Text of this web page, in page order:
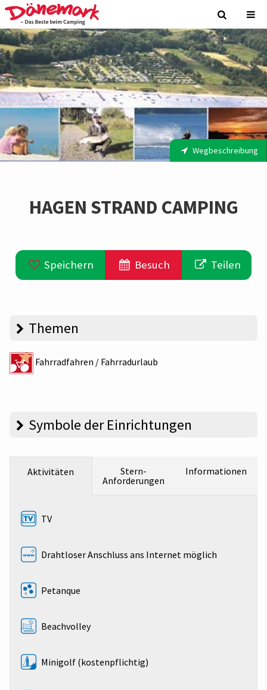
Wegbeschreibung
HAGEN STRAND CAMPING
Speichern Besuch Teilen
Themen
Fahrradfahren / Fahrradurlaub
Symbole der Einrichtungen
Aktivitäten
Stern-
Anforderungen
Informationen
TV
Drahtloser Anschluss ans Internet möglich
Petanque
Beachvolley
Minigolf (kostenpflichtig)